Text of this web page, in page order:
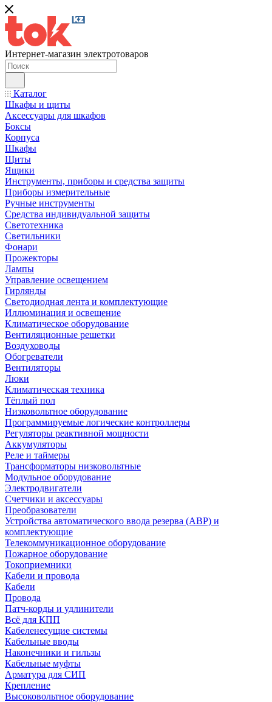
Интернет-магазин электротоваров
Каталог
Шкафы и щиты
Аксессуары для шкафов
Боксы
Корпуса
Шкафы
Щиты
Ящики
Инструменты, приборы и средства защиты
Приборы измерительные
Ручные инструменты
Средства индивидуальной защиты
Светотехника
Светильники
Фонари
Прожекторы
Лампы
Управление освещением
Гирлянды
Светодиодная лента и комплектующие
Иллюминация и освещение
Климатическое оборудование
Вентиляционные решетки
Воздуховоды
Обогреватели
Вентиляторы
Люки
Климатическая техника
Тёплый пол
Низковольтное оборудование
Программируемые логические контроллеры
Регуляторы реактивной мощности
Аккумуляторы
Реле и таймеры
Трансформаторы низковольтные
Модульное оборудование
Электродвигатели
Счетчики и аксессуары
Преобразователи
Устройства автоматического ввода резерва (АВР) и
комплектующие
Телекоммуникационное оборудование
Пожарное оборудование
Токоприемники
Кабели и провода
Кабели
Провода
Патч-корды и удлинители
Всё для КПП
Кабеленесущие системы
Кабельные вводы
Наконечники и гильзы
Кабельные муфты
Арматура для СИП
Крепление
Высоковольтное оборудование